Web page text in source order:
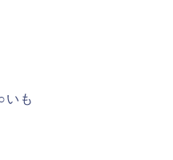
いも